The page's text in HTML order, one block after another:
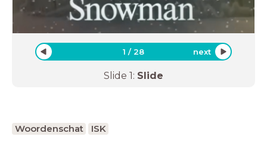
1 /28 next
Slide 1: Slide
Woordenschat ISK